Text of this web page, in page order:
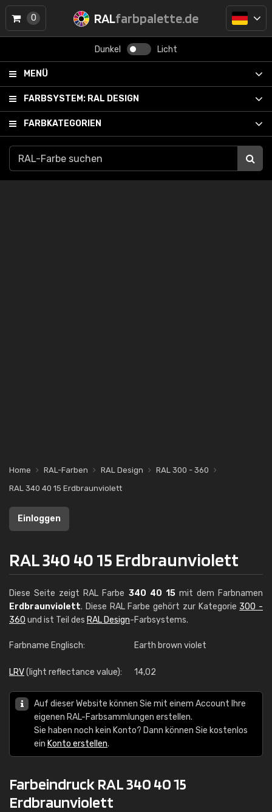
RALfarbpalette.de
Dunkel Licht
MENÜ
FARBSYSTEM: RAL DESIGN
FARBKATEGORIEN
0
Home RAL-Farben RAL Design
RAL 300 - 360
RAL 340 40 15 Erdbraunviolett
Einloggen
RAL 340 40 15 Erdbraunviolett
Diese Seite zeigt RAL Farbe 340 40 15mit dem Farbnamen
Erdbraunviolett. Diese RAL Farbe gehört zur Kategorie 300 -
360 und ist Teil des RAL Design-Farbsystems.
Farbname Englisch: Earth brown violet
LRV(light reflectance value): 14,02
Auf dieser Website können Sie mit einem Account Ihre
eigenen RAL-Farbsammlungen erstellen.
Sie haben noch kein Konto? Dann können Sie kostenlos
ein Konto erstellen.
Farbeindruck RAL 340 40 15
Erdbraunviolett